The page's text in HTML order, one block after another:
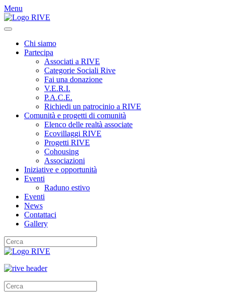
Menu
Chi siamo
Partecipa
Associati a RIVE
Categorie Sociali Rive
Fai una donazione
V.E.R.I.
P.A.C.E.
Richiedi un patrocinio a RIVE
Comunità e progetti di comunità
Elenco delle realtà associate
Ecovillaggi RIVE
Progetti RIVE
Cohousing
Associazioni
Iniziative e opportunità
Eventi
Raduno estivo
Eventi
News
Contattaci
Gallery